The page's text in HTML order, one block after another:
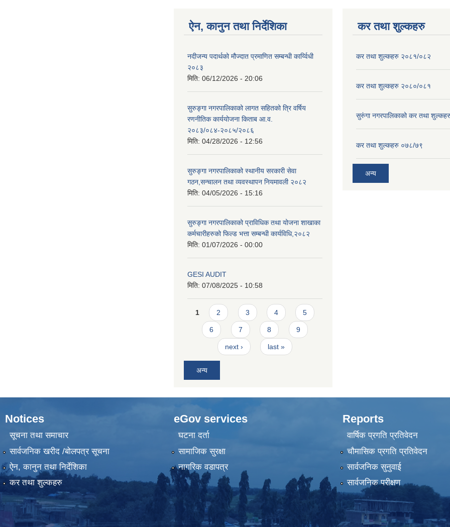
ऐन, कानुन तथा निर्देशिका
नदीजन्य पदार्थको मौज्दात प्रमाणित सम्बन्धी कार्य्विधी
२०८३
मिति: 06/12/2026 - 20:06
सुरुङ्गा नगरपालिकाको लागत सहितको त्रि वर्षिय
रणनीतिक कार्ययोजना किताब आ.व.
२०८३/०८४-२०८५/२०८६
मिति: 04/28/2026 - 12:56
सुरुङ्गा नगरपालिकाको स्थानीय सरकारी सेवा
गठन,सन्चालन तथा व्यवस्थापन नियमावली २०८२
मिति: 04/05/2026 - 15:16
सुरुङ्गा नगरपालिकाको प्राविधिक तथा योजना शाखाका
कर्मचारीहरुको फिल्ड भत्ता सम्बन्धी कार्यविधि,२०८२
मिति: 01/07/2026 - 00:00
GESI AUDIT
मिति: 07/08/2025 - 10:58
Pages
1 2 3 4 5
6 7 8 9
next › last »
अन्य
कर तथा शुल्कहरु
कर तथा शुल्कहरु २०८१/०८२
कर तथा शुल्कहरु २०८०/०८१
सुरुंगा नगरपालिकाको कर तथा
कर तथा शुल्कहरु ०७८/७९
अन्य
Notices
सूचना तथा समाचार
सार्वजनिक खरीद /बोलपत्र सूचना
ऐन, कानुन तथा निर्देशिका
कर तथा शुल्कहरु
eGov services
घटना दर्ता
सामाजिक सुरक्षा
नागरिक वडापत्र
Reports
वार्षिक प्रगति प्रतिवेदन
चौमासिक प्रगति प्रतिवेदन
सार्वजनिक सुनुवाई
सार्वजनिक परीक्षण